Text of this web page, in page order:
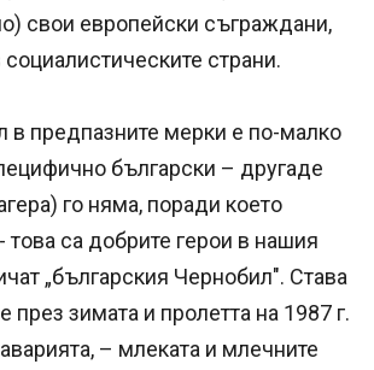
свои европейски съграждани,
страни.
в предпазните мерки е по-малко
български – другаде
го няма, поради което
това са добрите герои в нашия
„българския Чернобил". Става
през зимата и пролетта на 1987 г.
– млеката и млечните